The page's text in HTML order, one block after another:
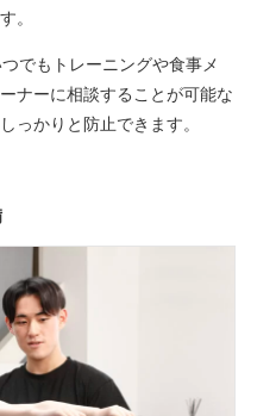
。
でもトレーニングや食事メ
ナーに相談することが可能な
っかりと防止できます。